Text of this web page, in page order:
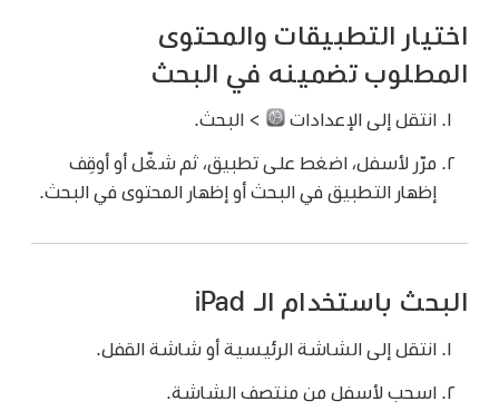
اختيار التطبيقات والمحتوى
المطلوب تضمينه في البحث
انتقل إلى الإعدادات > البحث.
مرّر لأسفل، اضغط على تطبيق، ثم شغّل أو أوقِف
إظهار التطبيق في البحث أو إظهار المحتوى في البحث.
البحث باستخدام الـ iPad
انتقل إلى الشاشة الرئيسية أو شاشة القفل.
اسحب لأسفل من منتصف الشاشة.